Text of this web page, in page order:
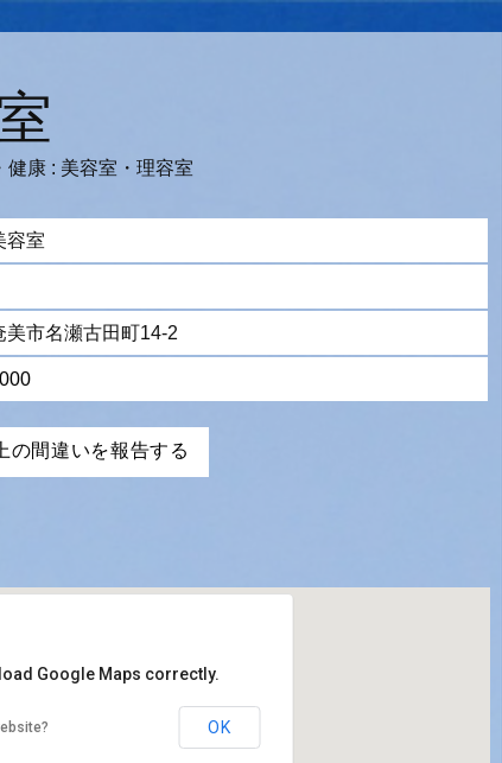
健康 : 美容室・理容室
容室
美市名瀬古田町14-2
Google Maps correctly.
OK